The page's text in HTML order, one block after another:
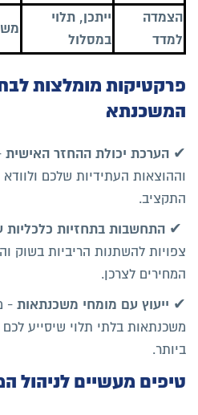
הצמדה
למדד
ייתכן, תלוי
במסלול
פרקטיקות מומלצות
המשכנתא
✔ הערכת יכולת ההחזר האישית
וההוצאות העתידיות שלכם
התקציב.
✔ התחשבות בתחזיות כלכליות
צפויות להשתנות הריביות בשוק
המחירים לצרכן.
✔ ייעוץ עם מומחי משכנתאות -
משכנתאות בלתי תלוי שיסייע
ביותר.
טיפים מעשיים לניהול